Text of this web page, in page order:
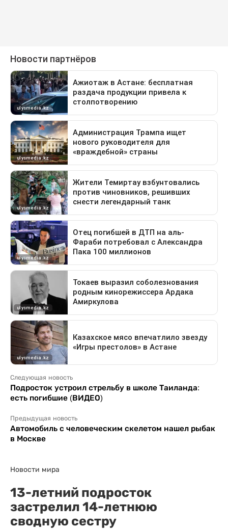
Следующая новость
Подросток устроил стрельбу в школе Таиланда:
есть погибшие (ВИДЕО)
Предыдущая новость
Автомобиль с человеческим скелетом нашел рыбак
в Москве
Новости мира
13-летний подросток
застрелил 14-летнюю
сводную сестру